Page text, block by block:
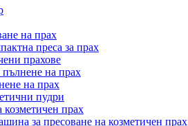
на прах
преса за прах
прахове
на прах
на прах
пудри
прах
за пресоване на козметичен прах